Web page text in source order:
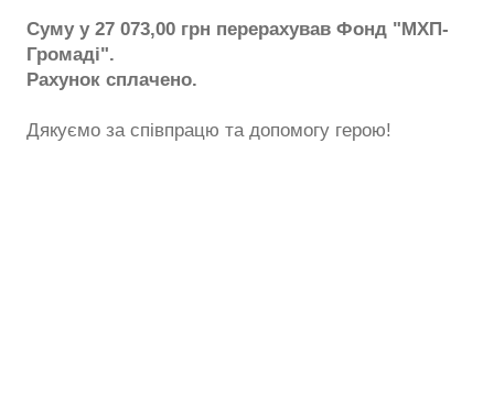
Суму у 27 073,00 грн перерахував Фонд "МХП-
Громаді".
Рахунок сплачено.
Дякуємо за співпрацю та допомогу герою!